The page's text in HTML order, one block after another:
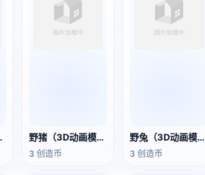
型） 野猪（3D动画模型）
3 创造币
野兔（3D动画模型）
3 创造币